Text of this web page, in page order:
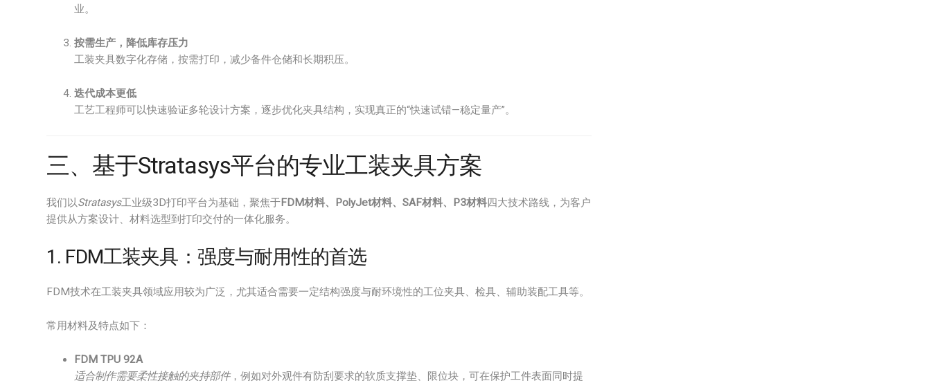
业。
按需生产，降低库存压力
工装夹具数字化存储，按需打印，减少备件仓储和长期积压。
迭代成本更低
工艺工程师可以快速验证多轮设计方案，逐步优化夹具结构，实现真正的“快速试错—稳定量产”。
三、基于Stratasys平台的专业工装夹具方案
我们以Stratasys工业级3D打印平台为基础，聚焦于FDM材料、PolyJet材料、SAF材料、P3材料四大技术路线，为客户
提供从方案设计、材料选型到打印交付的一体化服务。
1. FDM工装夹具：强度与耐用性的首选
FDM技术在工装夹具领域应用较为广泛，尤其适合需要一定结构强度与耐环境性的工位夹具、检具、辅助装配工具等。
常用材料及特点如下：
FDM TPU 92A
适合制作需要柔性接触的夹持部件，例如对外观件有防刮要求的软质支撑垫、限位块，可在保护工件表面同时提